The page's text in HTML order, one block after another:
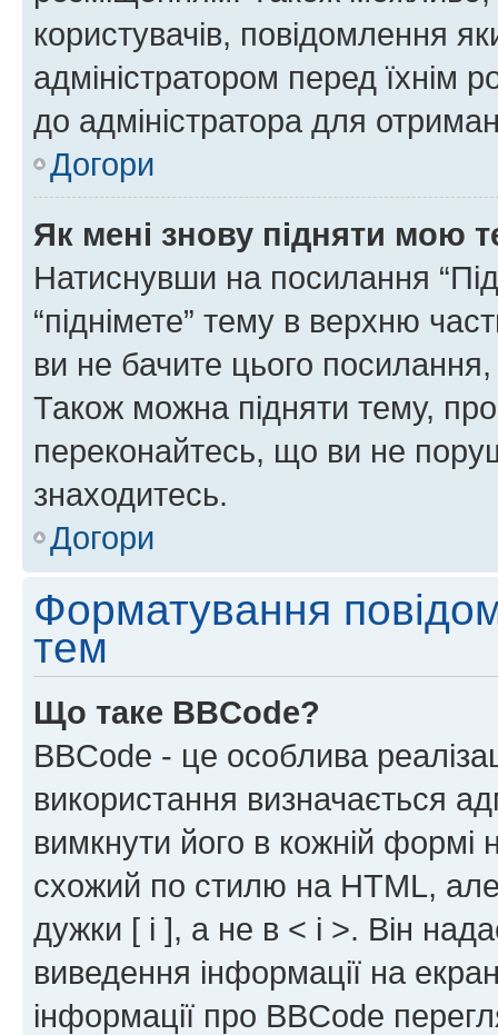
користувачів, повідомлення
адміністратором перед їхнім
до адміністратора для
Догори
Як мені знову підняти мою
Натиснувши на посилання
“піднімете” тему в верхню
ви не бачите цього
Також можна підняти тему,
переконайтесь, що ви не
знаходитесь.
Догори
Форматування
тем
Що таке BBCode?
BBCode - це особлива
використання визначається
вимкнути його в кожній
схожий по стилю на HTML, але
дужки [ і ], а не в < і >. Він
виведення інформації на
інформації про BBCode